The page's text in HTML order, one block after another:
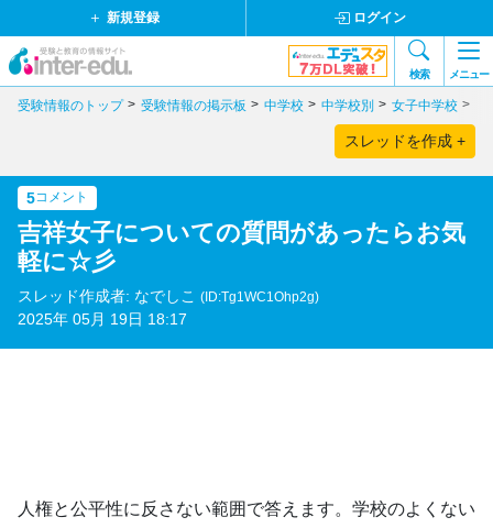
新規登録 ログイン
検索 メニュー
受験情報のトップ 受験情報の掲示板 中学校 中学校別 女子中学校
スレッドを作成 +
5コメント
吉祥女子についての質問があったらお気
軽に☆彡
スレッド作成者: なでしこ (ID:Tg1WC1Ohp2g)
2025年 05月 19日 18:17
人権と公平性に反さない範囲で答えます。学校のよくない